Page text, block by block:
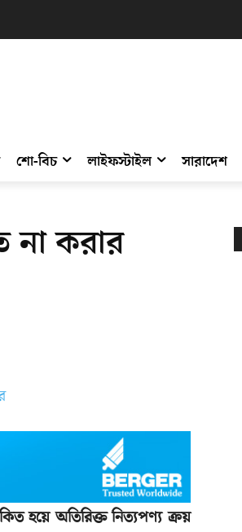
শো-বিচ লাইফস্টাইল সারাদেশ
না করার
হয়ে অতিরিক্ত নিত্যপণ্য ক্রয়